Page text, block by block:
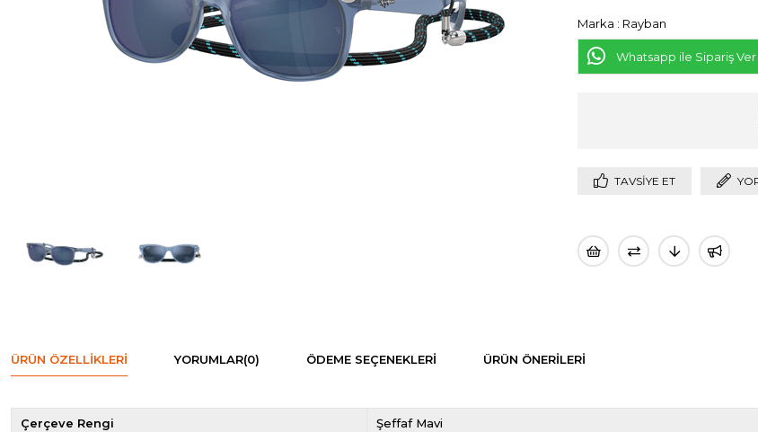
Marka : Rayban
Whatsapp ile Sipariş Ver
TAVSIYE ET
ÜRÜN ÖZELLIKLERI YORUMLAR(0) ÖDEME SEÇENEKLERI ÜRÜN ÖNERILERI
Çerçeve Rengi Şeffaf Mavi